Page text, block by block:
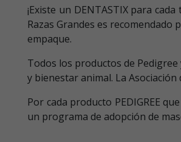
¡Existe un DENTASTIX para
Razas Grandes es
empaque.
Todos los productos de
y bienestar animal. La
Por cada producto PEDIGREE
un programa de adopción de